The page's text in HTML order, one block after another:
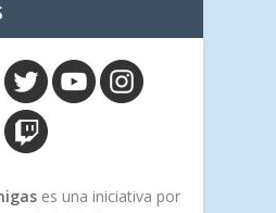
es una iniciativa por